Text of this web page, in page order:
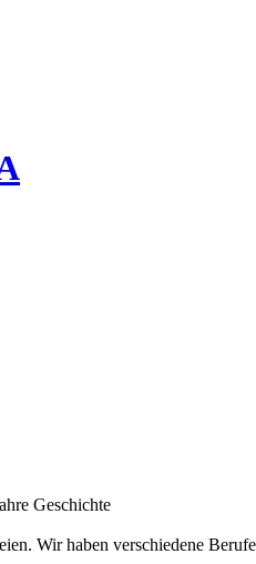
Geschichte
Wir haben verschiedene